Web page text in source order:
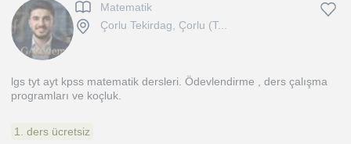
Matematik
Çorlu Tekirdag, Çorlu (T...
lgs tyt ayt kpss matematik dersleri. Ödevlendirme , ders çalışma
programları ve koçluk.
1. ders ücretsiz